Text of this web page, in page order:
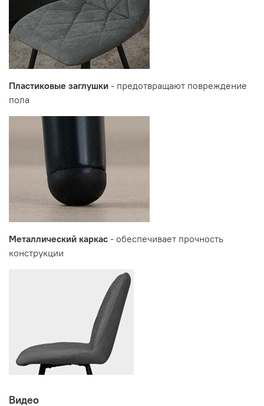
Производитель:
Мебельная фабрика ВИТРА, Торговая марка DaVita
Пластиковые заглушки - предотвращают повреждение
пола
Металлический каркас - обеспечивает прочность
конструкции
Видео